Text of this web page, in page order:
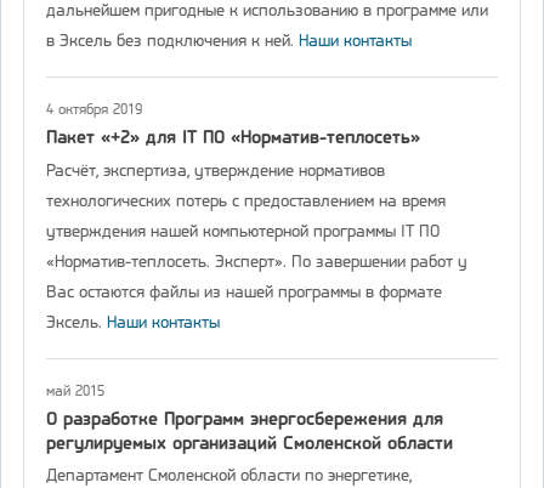
дальнейшем пригодные к использованию в программе или
в Эксель без подключения к ней. Наши контакты
4 октября 2019
Пакет «+2» для IT ПО «Норматив-теплосеть»
Расчёт, экспертиза, утверждение нормативов
технологических потерь с предоставлением на время
утверждения нашей компьютерной программы IT ПО
«Норматив-теплосеть. Эксперт». По завершении работ у
Вас остаются файлы из нашей программы в формате
Эксель. Наши контакты
май 2015
О разработке Программ энергосбережения для
регулируемых организаций Смоленской области
Департамент Смоленской области по энергетике,